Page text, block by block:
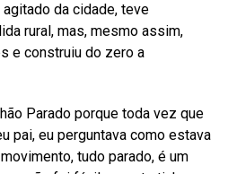
da cidade, teve
rural, mas, mesmo assim,
e construiu do zero a
Parado porque toda vez que
pai, eu perguntava como estava
tudo parado, é um